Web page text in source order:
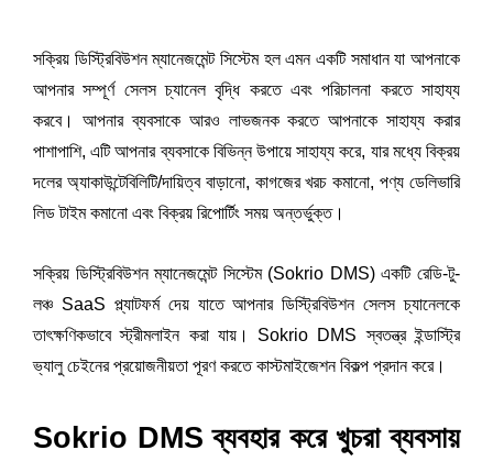
সক্রিয় ডিস্ট্রিবিউশন ম্যানেজমেন্ট সিস্টেম হল এমন একটি সমাধান যা আপনাকে
আপনার সম্পূর্ণ সেলস চ্যানেল বৃদ্ধি করতে এবং পরিচালনা করতে সাহায্য
করবে। আপনার ব্যবসাকে আরও লাভজনক করতে আপনাকে সাহায্য করার
পাশাপাশি, এটি আপনার ব্যবসাকে বিভিন্ন উপায়ে সাহায্য করে, যার মধ্যে বিক্রয়
দলের অ্যাকাউন্টেবিলিটি/দায়িত্ব বাড়ানো, কাগজের খরচ কমানো, পণ্য ডেলিভারি
লিড টাইম কমানো এবং বিক্রয় রিপোর্টিং সময় অন্তর্ভুক্ত।
সক্রিয় ডিস্ট্রিবিউশন ম্যানেজমেন্ট সিস্টেম (Sokrio DMS) একটি রেডি-টু-
লঞ্চ SaaS প্ল্যাটফর্ম দেয় যাতে আপনার ডিস্ট্রিবিউশন সেলস চ্যানেলকে
তাৎক্ষণিকভাবে স্ট্রীমলাইন করা যায়। Sokrio DMS স্বতন্ত্র ইন্ডাস্ট্রি
ভ্যালু চেইনের প্রয়োজনীয়তা পূরণ করতে কাস্টমাইজেশন বিকল্প প্রদান করে।
Sokrio DMS ব্যবহার করে খুচরা ব্যবসায়